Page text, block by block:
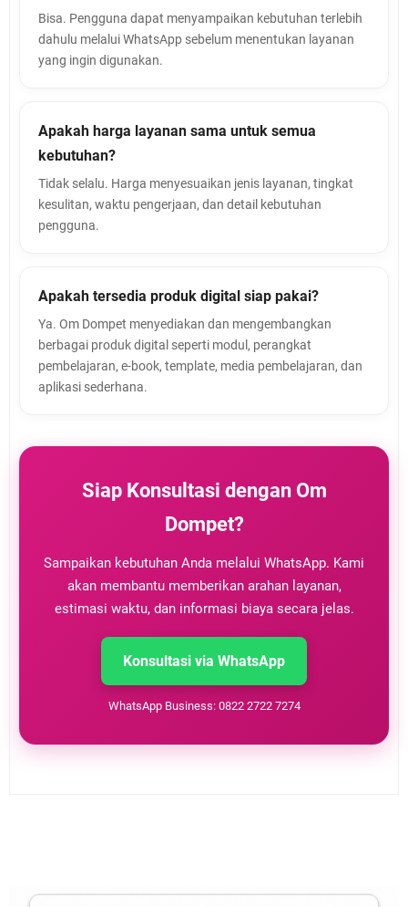
Bisa. Pengguna dapat menyampaikan kebutuhan terlebih
dahulu melalui WhatsApp sebelum menentukan layanan
yang ingin digunakan.
Apakah harga layanan sama untuk semua
kebutuhan?
Tidak selalu. Harga menyesuaikan jenis layanan, tingkat
kesulitan, waktu pengerjaan, dan detail kebutuhan
pengguna.
Apakah tersedia produk digital siap pakai?
Ya. Om Dompet menyediakan dan mengembangkan
berbagai produk digital seperti modul, perangkat
pembelajaran, e-book, template, media pembelajaran, dan
aplikasi sederhana.
Siap Konsultasi dengan Om
Dompet?
Sampaikan kebutuhan Anda melalui WhatsApp. Kami
akan membantu memberikan arahan layanan,
estimasi waktu, dan informasi biaya secara jelas.
Konsultasi via WhatsApp
WhatsApp Business: 0822 2722 7274